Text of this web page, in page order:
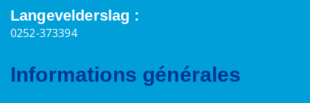
Langevelderslag :
0252-373394
Informations générales